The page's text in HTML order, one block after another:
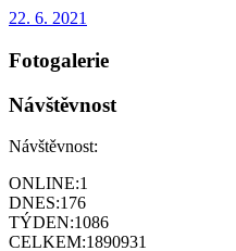
22. 6. 2021
Fotogalerie
Návštěvnost
Návštěvnost:
ONLINE:1
DNES:176
TÝDEN:1086
CELKEM:1890931